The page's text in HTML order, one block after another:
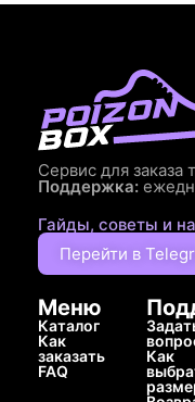
Сервис для заказа
Поддержка:
Гайды, советы и
Перейти в
Меню
Каталог
Как
заказать
FAQ
Как